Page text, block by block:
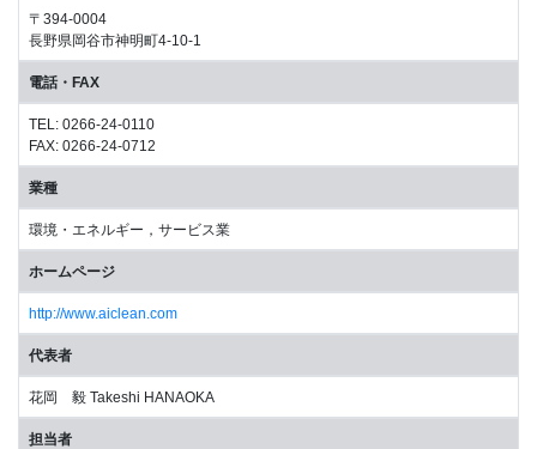
〒394-0004
長野県岡谷市神明町4-10-1
電話・FAX
TEL: 0266-24-0110
FAX: 0266-24-0712
業種
環境・エネルギー，サービス業
ホームページ
http://www.aiclean.com
代表者
花岡 毅 Takeshi HANAOKA
担当者